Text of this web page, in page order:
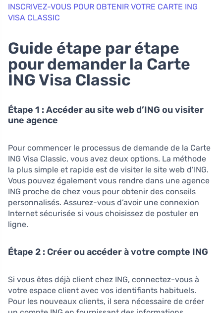
INSCRIVEZ-VOUS POUR OBTENIR VOTRE CARTE ING
VISA CLASSIC
Guide étape par étape
pour demander la Carte
ING Visa Classic
Étape 1 : Accéder au site web d’ING ou visiter
une agence
Pour commencer le processus de demande de la Carte
ING Visa Classic, vous avez deux options. La méthode
la plus simple et rapide est de visiter le site web d’ING.
Vous pouvez également vous rendre dans une agence
ING proche de chez vous pour obtenir des conseils
personnalisés. Assurez-vous d’avoir une connexion
Internet sécurisée si vous choisissez de postuler en
ligne.
Étape 2 : Créer ou accéder à votre compte ING
Si vous êtes déjà client chez ING, connectez-vous à
votre espace client avec vos identifiants habituels.
Pour les nouveaux clients, il sera nécessaire de créer